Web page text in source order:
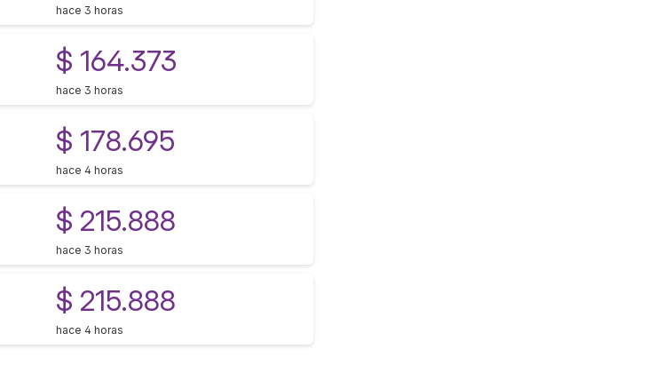
hace 3 horas
$ 164.373
hace 3 horas
$ 178.695
hace 4 horas
$ 215.888
hace 3 horas
$ 215.888
hace 4 horas